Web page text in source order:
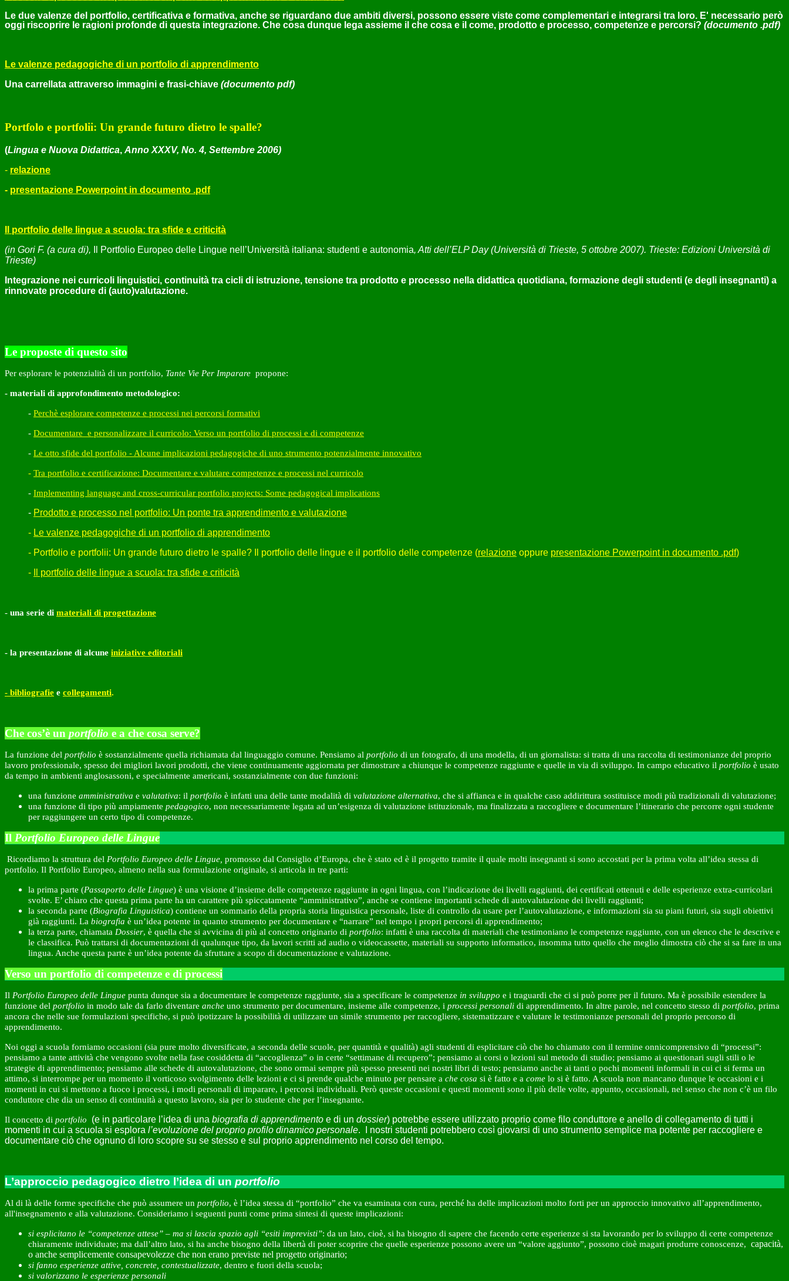
Le due valenze del portfolio, certificativa e formativa, anche se riguardano due ambiti diversi, possono essere viste come complementari e integrarsi tra loro. E' necessario però
oggi riscoprire le ragioni profonde di questa integrazione. Che cosa dunque lega assieme il che cosa e il come, prodotto e processo, competenze e percorsi? (documento .pdf)
Le valenze pedagogiche di un portfolio di apprendimento
Una carrellata attraverso immagini e frasi-chiave (documento pdf)
Portfolo e portfolii: Un grande futuro dietro le spalle?
(Lingua e Nuova Didattica, Anno XXXV, No. 4, Settembre 2006)
- relazione
- presentazione Powerpoint in documento .pdf
Il portfolio delle lingue a scuola: tra sfide e criticità
(in Gori F. (a cura di),
Il Portfolio Europeo delle Lingue nell’Università italiana: studenti e autonomia, Atti dell’ELP Day (Università di Trieste, 5 ottobre 2007). Trieste: Edizioni Università di
Trieste)
Integrazione nei curricoli linguistici, continuità tra cicli di istruzione, tensione tra prodotto e processo nella didattica quotidiana, formazione degli studenti (e degli insegnanti) a
rinnovate procedure di (auto)valutazione.
Le proposte di questo sito
Per esplorare le potenzialità di un portfolio, Tante Vie Per Imparare propone:
- materiali di approfondimento metodologico:
- Perchè esplorare competenze e processi nei percorsi formativi
- Documentare e personalizzare il curricolo: Verso un portfolio di processi e di competenze
- Le otto sfide del portfolio - Alcune implicazioni pedagogiche di uno strumento potenzialmente innovativo
- Tra portfolio e certificazione: Documentare e valutare competenze e processi nel curricolo
- Implementing language and cross-curricular portfolio projects: Some pedagogical implications
- Prodotto e processo nel portfolio: Un ponte tra apprendimento e valutazione
- Le valenze pedagogiche di un portfolio di apprendimento
- Portfolio e portfolii: Un grande futuro dietro le spalle? Il portfolio delle lingue e il portfolio delle competenze (relazione oppure presentazione Powerpoint in documento .pdf)
-
Il portfolio delle lingue a scuola: tra sfide e criticità
- una serie di materiali di progettazione
- la presentazione di alcune iniziative editoriali
- bibliografie e collegamenti.
Che cos’è un portfolio e a che cosa serve?
La funzione del portfolio è sostanzialmente quella richiamata dal linguaggio comune. Pensiamo al portfolio di un fotografo, di una modella, di un giornalista: si tratta di una raccolta di testimonianze del proprio
lavoro professionale, spesso dei migliori lavori prodotti, che viene continuamente aggiornata per dimostrare a chiunque le competenze raggiunte e quelle in via di sviluppo. In campo educativo il portfolio è usato
da tempo in ambienti anglosassoni, e specialmente americani, sostanzialmente con due funzioni:
una funzione amministrativa e valutativa: il portfolio è infatti una delle tante modalità di valutazione alternativa, che si affianca e in qualche caso addirittura sostituisce modi più tradizionali di valutazione;
una funzione di tipo più ampiamente pedagogico, non necessariamente legata ad un’esigenza di valutazione istituzionale, ma finalizzata a raccogliere e documentare l’itinerario che percorre ogni studente
per raggiungere un certo tipo di competenze.
Il Portfolio Europeo delle Lingue
Ricordiamo la struttura del Portfolio Europeo delle Lingue, promosso dal Consiglio d’Europa, che è stato ed è il progetto tramite il quale molti insegnanti si sono accostati per la prima volta all’idea stessa di
portfolio. Il Portfolio Europeo, almeno nella sua formulazione originale, si articola in tre parti:
la prima parte (Passaporto delle Lingue) è una visione d’insieme delle competenze raggiunte in ogni lingua, con l’indicazione dei livelli raggiunti, dei certificati ottenuti e delle esperienze extra-curricolari
svolte. E’ chiaro che questa prima parte ha un carattere più spiccatamente “amministrativo”, anche se contiene importanti schede di autovalutazione dei livelli raggiunti;
la seconda parte (Biografia Linguistica) contiene un sommario della propria storia linguistica personale, liste di controllo da usare per l’autovalutazione, e informazioni sia su piani futuri, sia sugli obiettivi
già raggiunti. La biografia è un’idea potente in quanto strumento per documentare e “narrare” nel tempo i propri percorsi di apprendimento;
la terza parte, chiamata Dossier, è quella che si avvicina di più al concetto originario di portfolio: infatti è una raccolta di materiali che testimoniano le competenze raggiunte, con un elenco che le descrive e
le classifica. Può trattarsi di documentazioni di qualunque tipo, da lavori scritti ad audio o videocassette, materiali su supporto informatico, insomma tutto quello che meglio dimostra ciò che si sa fare in una
lingua. Anche questa parte è un’idea potente da sfruttare a scopo di documentazione e valutazione.
Verso un portfolio di competenze e di processi
Il Portfolio Europeo delle Lingue punta dunque sia a documentare le competenze raggiunte, sia a specificare le competenze in sviluppo e i traguardi che ci si può porre per il futuro. Ma è possibile estendere la
funzione del portfolio in modo tale da farlo diventare anche uno strumento per documentare, insieme alle competenze, i processi personali di apprendimento. In altre parole, nel concetto stesso di portfolio, prima
ancora che nelle sue formulazioni specifiche, si può ipotizzare la possibilità di utilizzare un simile strumento per raccogliere, sistematizzare e valutare le testimonianze personali del proprio percorso di
apprendimento.
Noi oggi a scuola forniamo occasioni (sia pure molto diversificate, a seconda delle scuole, per quantità e qualità) agli studenti di esplicitare ciò che ho chiamato con il termine onnicomprensivo di “processi”:
pensiamo a tante attività che vengono svolte nella fase cosiddetta di “accoglienza” o in certe “settimane di recupero”; pensiamo ai corsi o lezioni sul metodo di studio; pensiamo ai questionari sugli stili o le
strategie di apprendimento; pensiamo alle schede di autovalutazione, che sono ormai sempre più spesso presenti nei nostri libri di testo; pensiamo anche ai tanti o pochi momenti informali in cui ci si ferma un
attimo, si interrompe per un momento il vorticoso svolgimento delle lezioni e ci si prende qualche minuto per pensare a che cosa si è fatto e a come lo si è fatto. A scuola non mancano dunque le occasioni e i
momenti in cui si mettono a fuoco i processi, i modi personali di imparare, i percorsi individuali. Però queste occasioni e questi momenti sono il più delle volte, appunto, occasionali, nel senso che non c’è un filo
conduttore che dia un senso di continuità a questo lavoro, sia per lo studente che per l’insegnante.
Il concetto di portfolio (e in particolare l’idea di una biografia di apprendimento e di un dossier) potrebbe essere utilizzato proprio come filo conduttore e anello di collegamento di tutti i
momenti in cui a scuola si esplora l’evoluzione del proprio profilo dinamico personale. I nostri studenti potrebbero così giovarsi di uno strumento semplice ma potente per raccogliere e
documentare ciò che ognuno di loro scopre su se stesso e sul proprio apprendimento nel corso del tempo.
L’approccio pedagogico dietro l’idea di un portfolio
Al di là delle forme specifiche che può assumere un portfolio, è l’idea stessa di “portfolio” che va esaminata con cura, perché ha delle implicazioni molto forti per un approccio innovativo all’apprendimento,
all'insegnamento e alla valutazione. Consideriamo i seguenti punti come prima sintesi di queste implicazioni:
si esplicitano le “competenze attese” – ma si lascia spazio agli “esiti imprevisti”: da un lato, cioè, si ha bisogno di sapere che facendo certe esperienze si sta lavorando per lo sviluppo di certe competenze
chiaramente individuate; ma dall’altro lato, si ha anche bisogno della libertà di poter scoprire che quelle esperienze possono avere un “valore aggiunto”, possono cioè magari produrre conoscenze, capacità,
o anche semplicemente consapevolezze che non erano previste nel progetto originario;
si fanno esperienze attive, concrete, contestualizzate, dentro e fuori della scuola;
si valorizzano le esperienze personali